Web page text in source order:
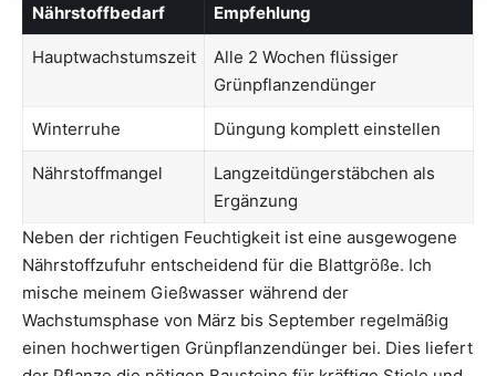
Nährstoffbedarf Empfehlung
Hauptwachstumszeit
Alle 2 Wochen flüssiger
Grünpflanzendünger
Winterruhe Düngung komplett einstellen
Nährstoffmangel
Langzeitdüngerstäbchen als
Ergänzung
Neben der richtigen Feuchtigkeit ist eine ausgewogene
Nährstoffzufuhr entscheidend für die Blattgröße. Ich
mische meinem Gießwasser während der
Wachstumsphase von März bis September regelmäßig
einen hochwertigen Grünpflanzendünger bei. Dies liefert